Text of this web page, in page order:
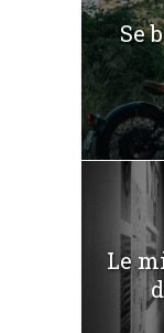
Se
Le